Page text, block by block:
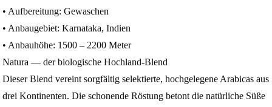
• Aufbereitung: Gewaschen
• Anbaugebiet: Karnataka, Indien
• Anbauhöhe: 1500 – 2200 Meter
Natura — der biologische Hochland‑Blend
Dieser Blend vereint sorgfältig selektierte, hochgelegene Arabicas aus
drei Kontinenten. Die schonende Röstung betont die natürliche Süße